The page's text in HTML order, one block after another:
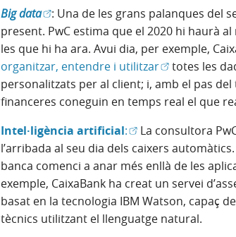
Big data(Obre en finestra nova)
: Una de les grans palanques del
present. PwC estima que el 2020 hi haurà al
les que hi ha ara. Avui dia, per exemple,
organitzar, entendre i utilitzar(Obre en
totes les
personalitzats per al client; i, amb el pas
financeres coneguin en temps real el que
Intel·ligència artificial:(Obre en finestra
La consultora
l’arribada al seu dia dels caixers
banca comenci a anar més enllà de les
exemple, CaixaBank ha creat un servei
basat en la tecnologia IBM Watson, capaç
tècnics utilitzant el llenguatge natural.